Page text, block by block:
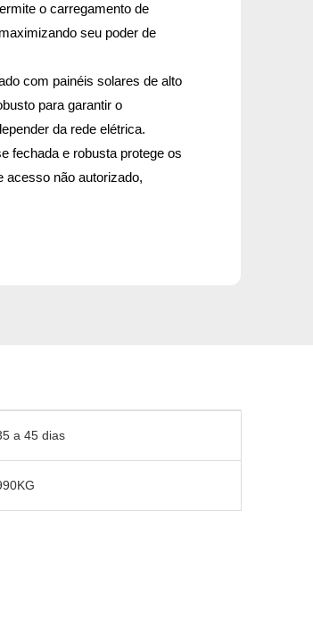
o carregamento de
seu poder de
com painéis solares de alto
para garantir o
da rede elétrica.
fechada e robusta protege os
acesso não autorizado,
a 45 dias